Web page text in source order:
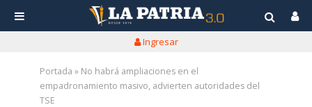
Ingresar
Portada » No habrá ampliaciones en el
empadronamiento masivo, advierten autoridades del
TSE